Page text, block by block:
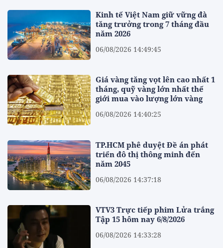
Kinh tế Việt Nam giữ vững đà
tăng trưởng trong 7 tháng đầu
năm 2026
06/08/2026 14:49:45
Giá vàng tăng vọt lên cao nhất 1
tháng, quỹ vàng lớn nhất thế
giới mua vào lượng lớn vàng
06/08/2026 14:40:25
TP.HCM phê duyệt Đề án phát
triển đô thị thông minh đến
năm 2045
06/08/2026 14:37:18
VTV3 Trực tiếp phim Lửa trắng
Tập 15 hôm nay 6/8/2026
06/08/2026 14:33:28